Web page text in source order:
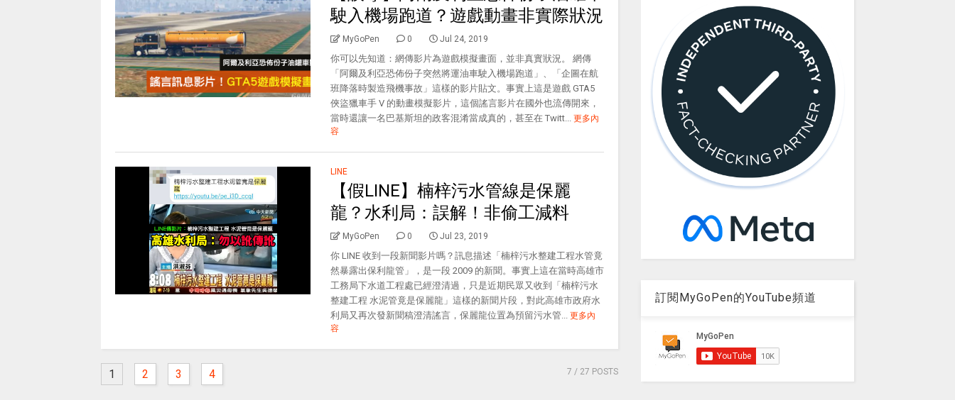
駛入機場跑道？遊戲動畫非實際狀況
MyGoPen 0 Jul 24, 2019
你可以先知道：網傳影片為遊戲模擬畫面，並非真實狀況。 網傳
「阿爾及利亞恐佈份子突然將運油車駛入機場跑道」、「企圖在航
班降落時製造飛機事故」這樣的影片貼文。事實上這是遊戲 GTA5
俠盜獵車手 V 的動畫模擬影片，這個謠言影片在國外也流傳開來，
當時還讓一名巴基斯坦的政客混淆當成真的，甚至在 Twitt... 更多內
容
LINE
【假LINE】楠梓污水管線是保麗
龍？水利局：誤解！非偷工減料
MyGoPen 0 Jul 23, 2019
你 LINE 收到一段新聞影片嗎？訊息描述「楠梓污水整建工程水管竟
然暴露出保利龍管」，是一段 2009 的新聞。事實上這在當時高雄市
工務局下水道工程處已經澄清過，只是近期民眾又收到「楠梓污水
整建工程 水泥管竟是保麗龍」這樣的新聞片段，對此高雄市政府水
利局又再次發新聞稿澄清謠言，保麗龍位置為預留污水管... 更多內
容
1 2 3 4 7 / 27 POSTS
訂閱MyGoPen的YouTube頻道